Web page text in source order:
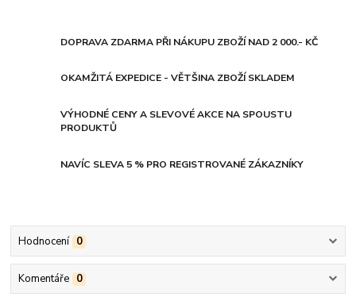
DOPRAVA ZDARMA PŘI NÁKUPU ZBOŽÍ NAD 2 000.- KČ
OKAMŽITÁ EXPEDICE - VĚTŠINA ZBOŽÍ SKLADEM
VÝHODNÉ CENY A SLEVOVÉ AKCE NA SPOUSTU
PRODUKTŮ
NAVÍC SLEVA 5 % PRO REGISTROVANÉ ZÁKAZNÍKY
Hodnocení 0
Komentáře 0